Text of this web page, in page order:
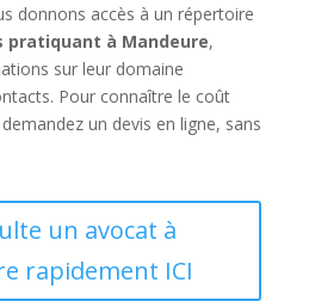
donnons accès à un répertoire
pratiquant à Mandeure,
sur leur domaine
Pour connaître le coût
un devis en ligne, sans
un avocat à
rapidement ICI